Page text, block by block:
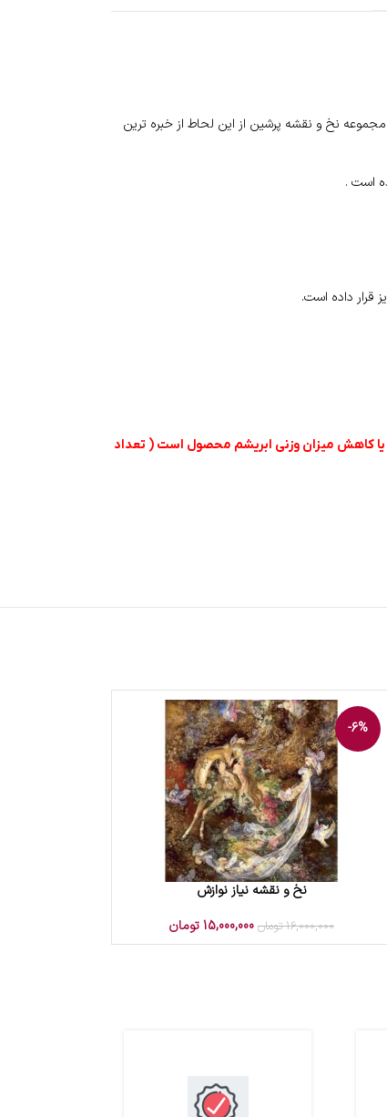
نخ و نقشه پرشین از این لحاط از خبره ترین
یا کاهش میزان وزنی ابریشم محصول است ( تعداد
-6%
افزودن به سبد خریدنخ و نقشه نیاز نوازش
16,000,000 تومان 15,000,000تومان